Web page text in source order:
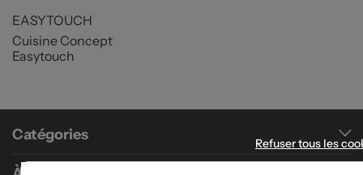
EASYTOUCH
Cuisine Concept
Easytouch
Catégories
Refuser tous les